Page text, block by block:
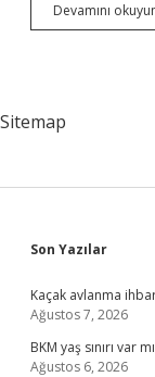
Devamını
Sitemap
Sidebar
Son Yazılar
Kaçak avlanma
Ağustos 7, 2026
BKM yaş sınırı var
Ağustos 6, 2026